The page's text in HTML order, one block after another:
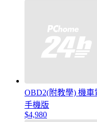
OBD2(附教學) 機
手機版
$4,980